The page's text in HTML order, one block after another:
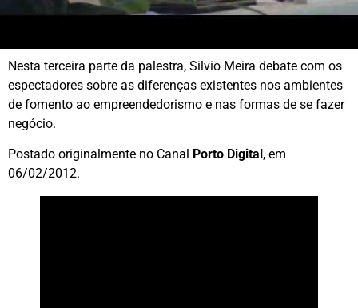
Nesta terceira parte da palestra, Silvio Meira debate com os
espectadores sobre as diferenças existentes nos ambientes
de fomento ao empreendedorismo e nas formas de se fazer
negócio.
Postado originalmente no Canal Porto Digital , em
06/02/2012.